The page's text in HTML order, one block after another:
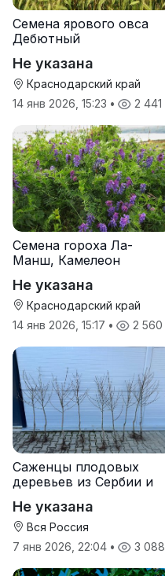
Семена ярового овса
Дебютный
Не указана
Краснодарский край
14 янв 2026, 15:23 • 2 441
Семена гороха Ла-
Манш, Камелеон
Не указана
Краснодарский край
14 янв 2026, 15:17 • 2 560
Саженцы плодовых
деревьев из Сербии и
Не указана
Вся Россия
7 янв 2026, 22:04 • 3 088